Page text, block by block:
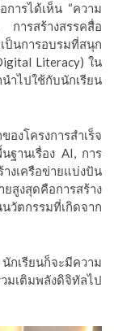
ารได้เห็น “ความ
การสร้างสรรคสื่อ
ป็นการอบรมที่สนุก
Literacy) ใน
ำไปใช้กับนักเรียน
งโครงการสำเร็จ
ฐานเรื่อง AI, การ
เครือข่ายแบ่งปัน
สูงสุดคือการสร้าง
นวัตกรรมที่เกิดจาก
กเรียนก็จะมีความ
มเติมพลังดิจิทัลไป